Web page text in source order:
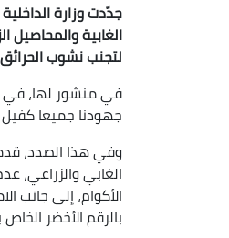
جدّدت وزارة
الغابيةوالمحاصيل
لتجنب نشوب الحرائق
في منشور لها، في
جهودنا جميعا
وفي هذا الصدد،
الغابي والزراعي،
الأكوام، إلى جانب
بالرقم الأخضر الخاص